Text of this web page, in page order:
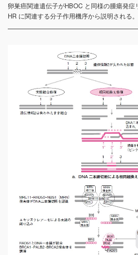
卵巣癌関連遺伝子がHBOC と同様の腫瘍発症
HR に関連する分子作用機序から説明される。